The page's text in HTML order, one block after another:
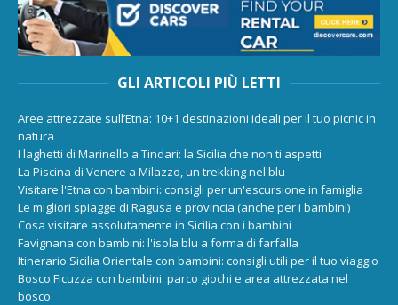
GLI ARTICOLI PIÙ LETTI
Aree attrezzate sull’Etna: 10+1 destinazioni ideali per il tuo picnic in
natura
I laghetti di Marinello a Tindari: la Sicilia che non ti aspetti
La Piscina di Venere a Milazzo, un trekking nel blu
Visitare l'Etna con bambini: consigli per un'escursione in famiglia
Le migliori spiagge di Ragusa e provincia (anche per i bambini)
Cosa visitare assolutamente in Sicilia con i bambini
Favignana con bambini: l'isola blu a forma di farfalla
Itinerario Sicilia Orientale con bambini: consigli utili per il tuo viaggio
Bosco Ficuzza con bambini: parco giochi e area attrezzata nel
bosco